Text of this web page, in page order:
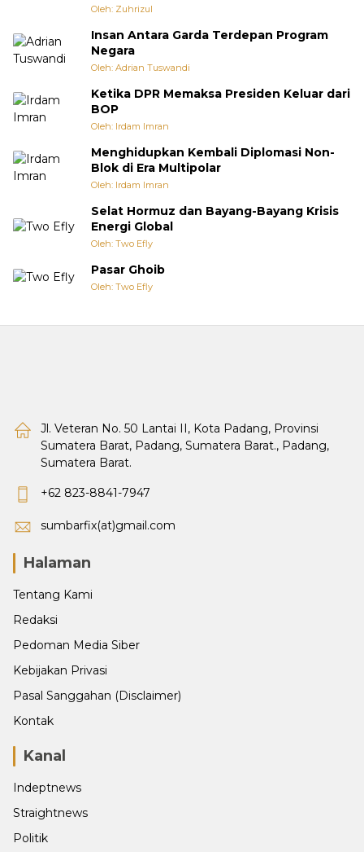
Oleh: Zuhrizul
Insan Antara Garda Terdepan Program
Negara
Oleh: Adrian Tuswandi
Ketika DPR Memaksa Presiden Keluar dari
BOP
Oleh: Irdam Imran
Menghidupkan Kembali Diplomasi Non-
Blok di Era Multipolar
Oleh: Irdam Imran
Selat Hormuz dan Bayang-Bayang Krisis
Energi Global
Oleh: Two Efly
Pasar Ghoib
Oleh: Two Efly
Jl. Veteran No. 50 Lantai II, Kota Padang, Provinsi
Sumatera Barat, Padang, Sumatera Barat., Padang,
Sumatera Barat.
+62 823-8841-7947
sumbarfix(at)gmail.com
Halaman
Tentang Kami
Redaksi
Pedoman Media Siber
Kebijakan Privasi
Pasal Sanggahan (Disclaimer)
Kontak
Kanal
Indeptnews
Straightnews
Politik